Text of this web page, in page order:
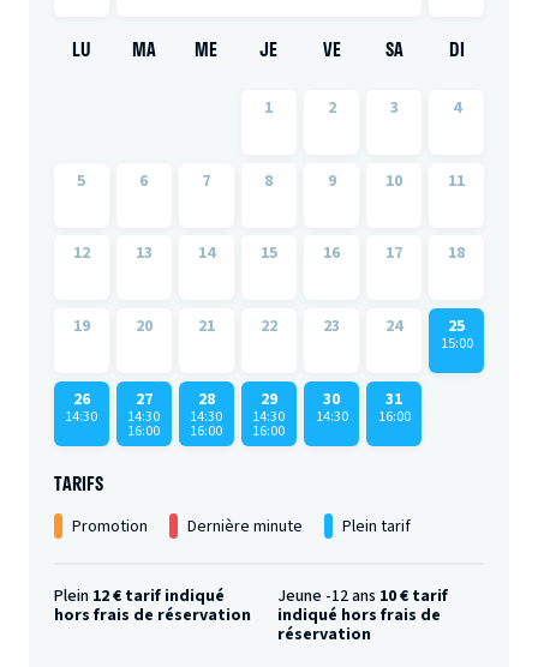
LU MA ME JE VE SA DI
1 2 3 4
5 6 7 8 9 10 11
12 13 14 15 16 17 18
19 20 21 22 23 24 25
15:00
26
14:30
27
14:30
16:00
28
14:30
16:00
29
14:30
16:00
30
14:30
31
16:00
TARIFS
Promotion Dernière minute Plein tarif
Plein 12 € tarif indiqué
hors frais de réservation
Jeune -12 ans 10 € tarif
indiqué hors frais de
réservation